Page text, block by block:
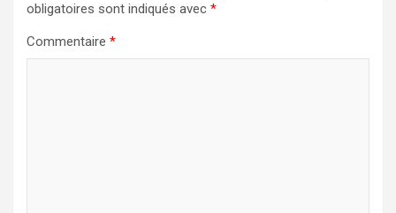
obligatoires sont indiqués avec *
Commentaire *